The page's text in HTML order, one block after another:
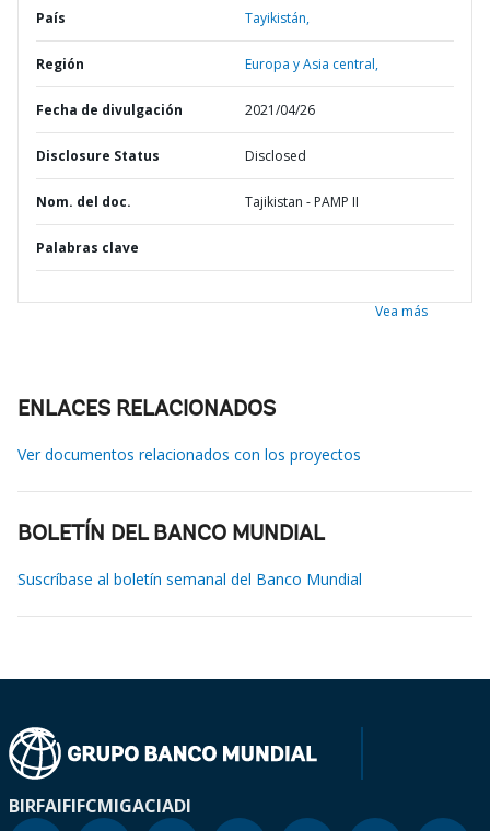
País Tayikistán,
Región Europa y Asia central,
Fecha de divulgación 2021/04/26
Disclosure Status Disclosed
Nom. del doc. Tajikistan - PAMP II
Palabras clave
Vea más
ENLACES RELACIONADOS
Ver documentos relacionados con los proyectos
BOLETÍN DEL BANCO MUNDIAL
Suscríbase al boletín semanal del Banco Mundial
BIRFAIFIFCMIGACIADI